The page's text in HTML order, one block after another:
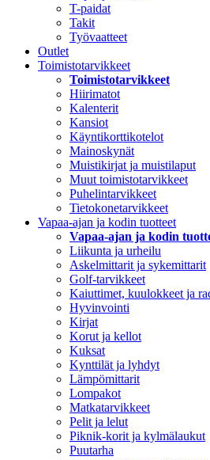
T-paidat
Takit
Työvaatteet
Outlet
Toimistotarvikkeet
Toimistotarvikkeet
Hiirimatot
Kalenterit
Kansiot
Käyntikorttikotelot
Mainoskynät
Muistikirjat ja muistilaput
Muut toimistotarvikkeet
Puhelintarvikkeet
Tietokonetarvikkeet
Vapaa-ajan ja kodin tuotteet
Vapaa-ajan ja kodin
Liikunta ja urheilu
Askelmittarit ja sykemittarit
Golf-tarvikkeet
Kaiuttimet, kuulokkeet ja
Hyvinvointi
Kirjat
Korut ja kellot
Kuksat
Kynttilät ja lyhdyt
Lämpömittarit
Lompakot
Matkatarvikkeet
Pelit ja lelut
Piknik-korit ja kylmälaukut
Puutarha